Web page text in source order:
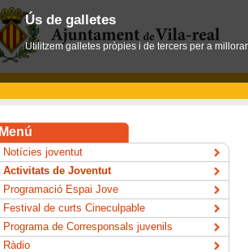
Menú
Notícies joventut
Activitats de Joventut
Programació Espai Jove
Festival de curts Cineculpable
Programa de Corresponsals juvenils
Ràdio
Ús de galletes
Utilitzem galletes pròpies i de tercers per a